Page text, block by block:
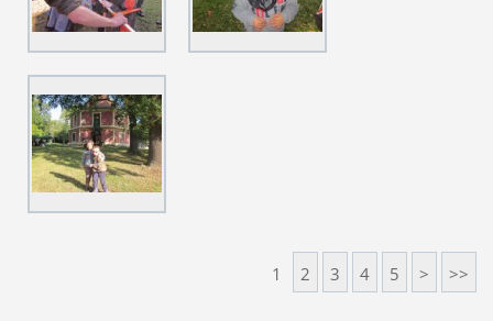
1 2 3 4 5 > >>